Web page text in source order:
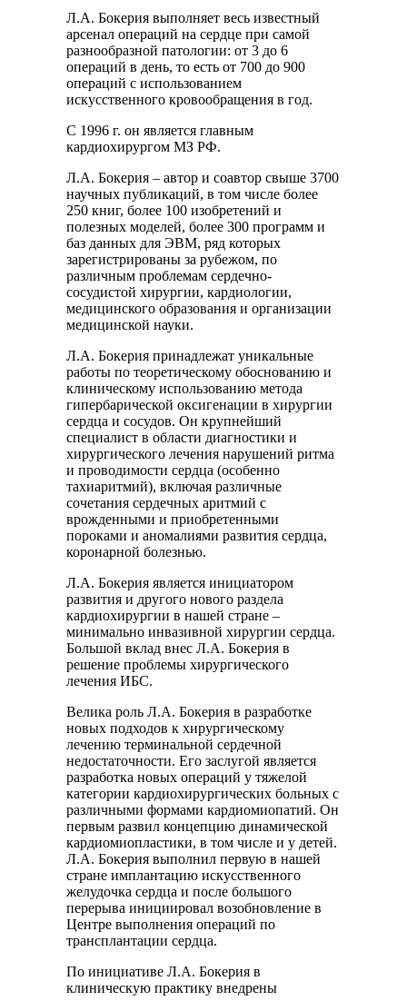
Л.А. Бокерия выполняет весь известный
арсенал операций на сердце при самой
разнообразной патологии: от 3 до 6
операций в день, то есть от 700 до 900
операций с использованием
искусственного кровообращения в год.
С 1996 г. он является главным
кардиохирургом МЗ РФ.
Л.А. Бокерия – автор и соавтор свыше 3700
научных публикаций, в том числе более
250 книг, более 100 изобретений и
полезных моделей, более 300 программ и
баз данных для ЭВМ, ряд которых
зарегистрированы за рубежом, по
различным проблемам сердечно-
сосудистой хирургии, кардиологии,
медицинского образования и организации
медицинской науки.
Л.А. Бокерия принадлежат уникальные
работы по теоретическому обоснованию и
клиническому использованию метода
гипербарической оксигенации в хирургии
сердца и сосудов. Он крупнейший
специалист в области диагностики и
хирургического лечения нарушений ритма
и проводимости сердца (особенно
тахиаритмий), включая различные
сочетания сердечных аритмий с
врожденными и приобретенными
пороками и аномалиями развития сердца,
коронарной болезнью.
Л.А. Бокерия является инициатором
развития и другого нового раздела
кардиохирургии в нашей стране –
минимально инвазивной хирургии сердца.
Большой вклад внес Л.А. Бокерия в
решение проблемы хирургического
лечения ИБС.
Велика роль Л.А. Бокерия в разработке
новых подходов к хирургическому
лечению терминальной сердечной
недостаточности. Его заслугой является
разработка новых операций у тяжелой
категории кардиохирургических больных с
различными формами кардиомиопатий. Он
первым развил концепцию динамической
кардиомиопластики, в том числе и у детей.
Л.А. Бокерия выполнил первую в нашей
стране имплантацию искусственного
желудочка сердца и после большого
перерыва инициировал возобновление в
Центре выполнения операций по
трансплантации сердца.
По инициативе Л.А. Бокерия в
клиническую практику внедрены